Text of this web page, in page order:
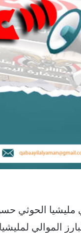
مليشيا الحوثي
الموالي